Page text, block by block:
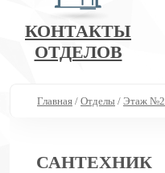
КОНТАКТЫ
ОТДЕЛОВ
Главная / Отделы / Этаж №2
САНТЕХНИК